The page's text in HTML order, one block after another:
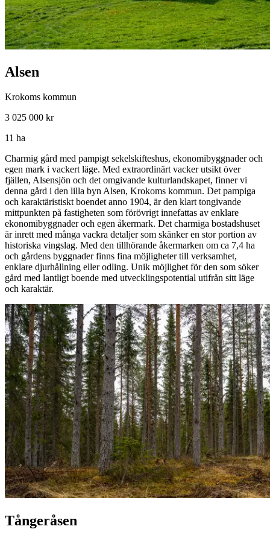
Alsen
Krokoms kommun
3 025 000 kr
11 ha
Charmig gård med pampigt sekelskifteshus, ekonomibyggnader och
egen mark i vackert läge. Med extraordinärt vacker utsikt över
fjällen, Alsensjön och det omgivande kulturlandskapet, finner vi
denna gård i den lilla byn Alsen, Krokoms kommun. Det pampiga
och karaktäristiskt boendet anno 1904, är den klart tongivande
mittpunkten på fastigheten som förövrigt innefattas av enklare
ekonomibyggnader och egen åkermark. Det charmiga bostadshuset
är inrett med många vackra detaljer som skänker en stor portion av
historiska vingslag. Med den tillhörande åkermarken om ca 7,4 ha
och gårdens byggnader finns fina möjligheter till verksamhet,
enklare djurhållning eller odling. Unik möjlighet för den som söker
gård med lantligt boende med utvecklingspotential utifrån sitt läge
och karaktär.
Tångeråsen